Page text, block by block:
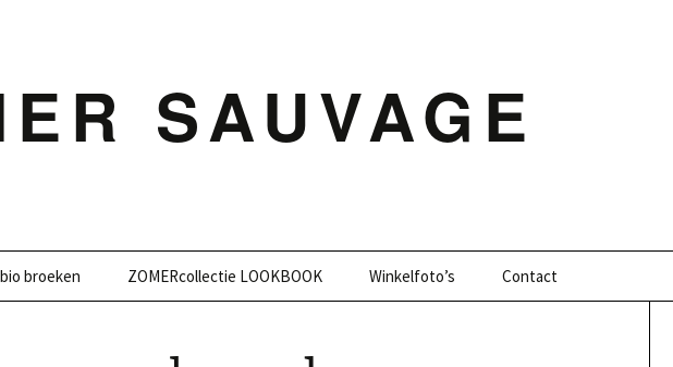
SAUVAGE
broeken ZOMERcollectie LOOKBOOK Winkelfoto’s Contact